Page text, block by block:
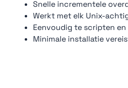
Snelle incrementele
Werkt met elk Unix-
Eenvoudig te scripten
Minimale installatie